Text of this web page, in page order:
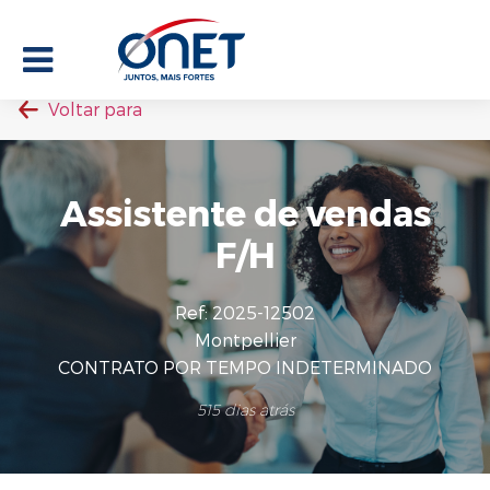
Nossas ofertas de
emprego
Família / Emprego
Famille / Emploi
Achats (2)
Assistant(e) achat (2)
Atividades
Activités
Voltar para
Assistente de vendas
F/H
Ref: 2025-12502
Montpellier
CONTRATO POR TEMPO INDETERMINADO
515 dias atrás